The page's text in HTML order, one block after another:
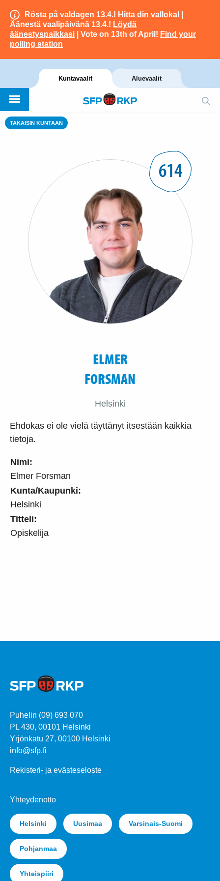
Rösta på valdagen 13.4.! Hitta din vallokal
Äänestä vaalipäivänä 13.4.! Löydä
äänestyspaikkasi | Vote on 13th of April! Find your
polling station
Kuntavaalit Aluevaalit
TAKAISIN KUNTAAN
Nimi:
Elmer Forsman
Kunta/Kaupunki:
Helsinki
Titteli:
Opiskelija
614
ELMER
FORSMAN
Helsinki
Ehdokas ei ole vielä täyttänyt itsestään kaikkia
tietoja.
Puhelin (09) 693 070
PL 430, 00101 Helsinki
Yrjönkatu 27, 00100 Helsinki
info@sfp.fi
Rekisteri- ja evästeseloste
Yhteydenotto
Helsinki Uusimaa Varsinais-Suomi
Pohjanmaa
Yhteispiiri